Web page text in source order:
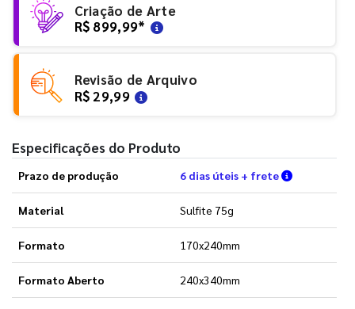
Criação de Arte
R$ 899,99*
Revisão de Arquivo
R$ 29,99
Especificações do Produto
Prazo de produção 6 dias úteis + frete Verifique
Material Sulfite 75g
Formato 170x240mm
Formato Aberto 240x340mm